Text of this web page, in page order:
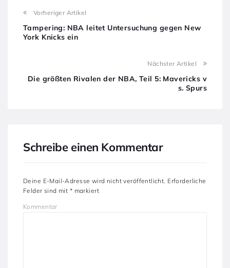
Vorheriger Artikel
Tampering: NBA leitet Untersuchung gegen New
York Knicks ein
Nächster Artikel
Die größten Rivalen der NBA, Teil 5: Mavericks v
s. Spurs
Schreibe einen Kommentar
Deine E-Mail-Adresse wird nicht veröffentlicht. Erforderliche
Felder sind mit * markiert
Kommentar